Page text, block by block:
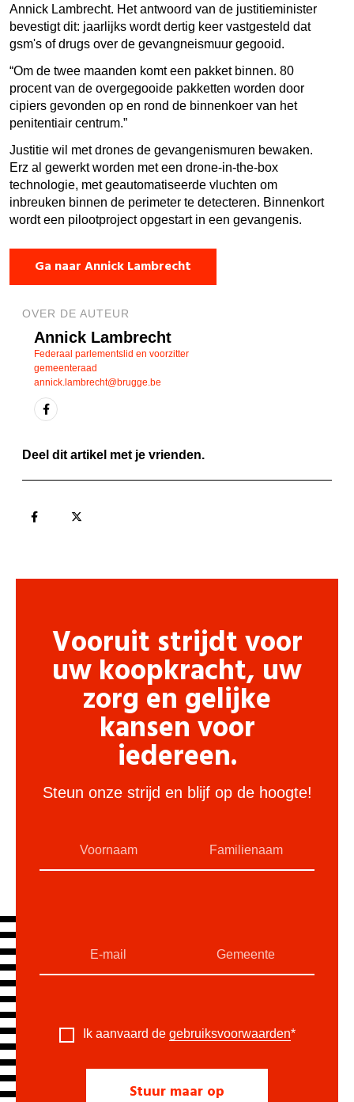
Annick Lambrecht. Het antwoord van de justitieminister
bevestigt dit: jaarlijks wordt dertig keer vastgesteld dat
gsm's of drugs over de gevangneismuur gegooid.
“Om de twee maanden komt een pakket binnen. 80
procent van de overgegooide pakketten worden door
cipiers gevonden op en rond de binnenkoer van het
penitentiair centrum.”
Justitie wil met drones de gevangenismuren bewaken.
Erz al gewerkt worden met een drone-in-the-box
technologie, met geautomatiseerde vluchten om
inbreuken binnen de perimeter te detecteren. Binnenkort
wordt een pilootproject opgestart in een gevangenis.
Ga naar Annick Lambrecht
OVER DE AUTEUR
Annick Lambrecht
Federaal parlementslid en voorzitter
gemeenteraad
annick.lambrecht@brugge.be
Deel dit artikel met je vrienden.
Vooruit strijdt voor
uw koopkracht, uw
zorg en gelijke
kansen voor
iedereen.
Steun onze strijd en blijf op de hoogte!
Ik aanvaard de gebruiksvoorwaarden*